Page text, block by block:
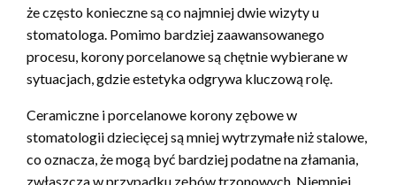
że często konieczne są co najmniej dwie wizyty u
stomatologa. Pomimo bardziej zaawansowanego
procesu, korony porcelanowe są chętnie wybierane w
sytuacjach, gdzie estetyka odgrywa kluczową rolę.
Ceramiczne i porcelanowe korony zębowe w
stomatologii dziecięcej są mniej wytrzymałe niż stalowe,
co oznacza, że mogą być bardziej podatne na złamania,
zwłaszcza w przypadku zębów trzonowych. Niemniej